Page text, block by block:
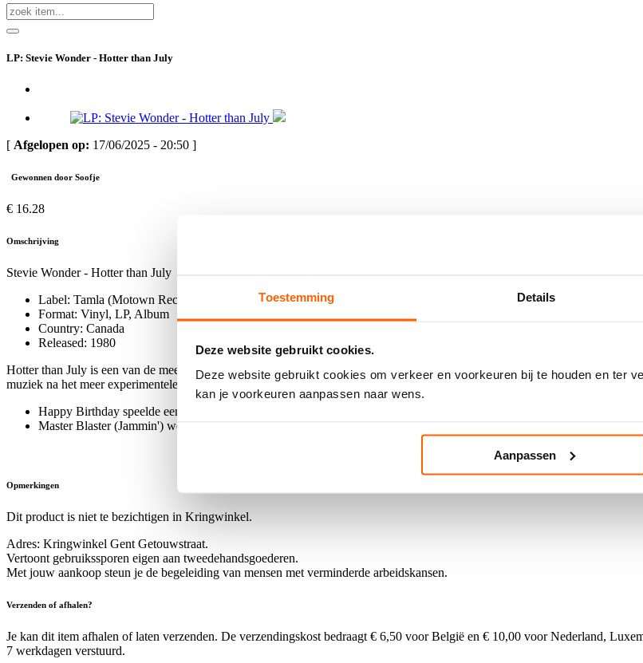
Toestemming Details
Deze website gebruikt cookies.
Deze website gebruikt cookies om verkeer en voorkeuren bij te houden en ter
kan je voorkeuren aanpassen naar wens.
Aanpassen
LP: Stevie Wonder - Hotter than July
[ Afgelopen op: 17/06/2025 - 20:50 ]
Gewonnen door Soofje
€ 16.28
Omschrijving
Stevie Wonder - Hotter than July
Label: Tamla (Motown Records)
Format: Vinyl, LP, Album
Country: Canada
Released: 1980
Hotter than July is een van de meest invloedrijke albums van Stevie Wonder, uitgebracht op 29 september 1980. Het is zijn
muziek na het meer experimentele werk van zijn jaren ’70-albums zoals Songs in the Key of Life.
Happy Birthday speelde een sleutelrol in de campagne voor de erkenning van Martin Luther King Jr. Day in de VS. Het
Master Blaster (Jammin') werd wereldwijd een hit en versterkte de connectie tussen Amerikaanse soul en Jamaicaanse
Opmerkingen
Dit product is niet te bezichtigen in Kringwinkel.
Adres: Kringwinkel Gent Getouwstraat.
Vertoont gebruikssporen eigen aan tweedehandsgoederen.
Met jouw aankoop steun je de begeleiding van mensen met verminderde arbeidskansen.
Verzenden of afhalen?
Je kan dit item afhalen of laten verzenden. De verzendingskost bedraagt € 6,50 voor België en € 10,00 voor Nederland,
7 werkdagen verstuurd.